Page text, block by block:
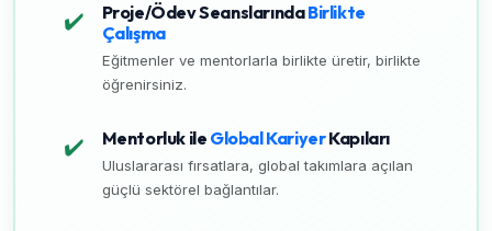
✔️ Proje/Ödev SeanslarındaBirlikte
Çalışma
Eğitmenler ve mentorlarla birlikte üretir, birlikte
öğrenirsiniz.
✔️ Mentorluk ile Global KariyerKapıları
Uluslararası fırsatlara, global takımlara açılan
güçlü sektörel bağlantılar.